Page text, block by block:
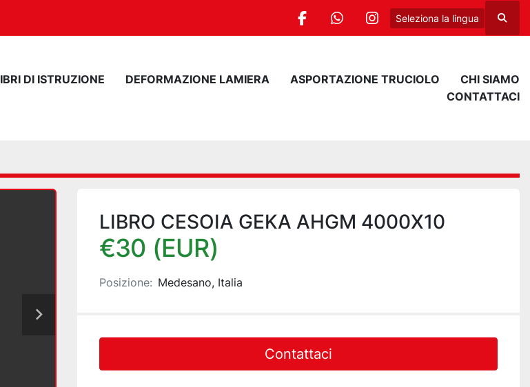
facebookwhatsappinstagram
Seleziona la lingua Cerca
LIBRI DI ISTRUZIONE DEFORMAZIONE LAMIERA ASPORTAZIONE TRUCIOLO
CHI SIAMO
CONTATTACI
LIBRO CESOIA GEKA AHGM 4000X10
€30 (EUR)
Posizione: Medesano, Italia
Contattaci